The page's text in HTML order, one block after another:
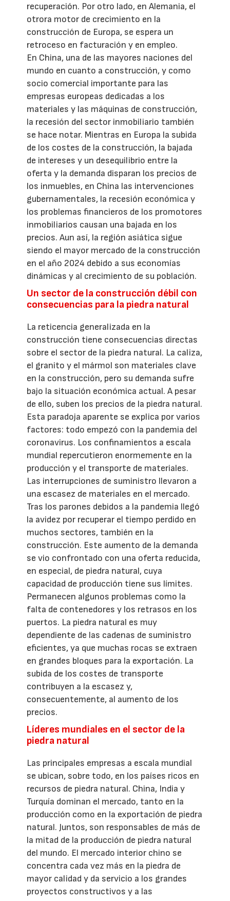
recuperación. Por otro lado, en Alemania, el
otrora motor de crecimiento en la
construcción de Europa, se espera un
retroceso en facturación y en empleo.
En China, una de las mayores naciones del
mundo en cuanto a construcción, y como
socio comercial importante para las
empresas europeas dedicadas a los
materiales y las máquinas de construcción,
la recesión del sector inmobiliario también
se hace notar. Mientras en Europa la subida
de los costes de la construcción, la bajada
de intereses y un desequilibrio entre la
oferta y la demanda disparan los precios de
los inmuebles, en China las intervenciones
gubernamentales, la recesión económica y
los problemas financieros de los promotores
inmobiliarios causan una bajada en los
precios. Aun así, la región asiática sigue
siendo el mayor mercado de la construcción
en el año 2024 debido a sus economías
dinámicas y al crecimiento de su población.
Un sector de la construcción débil con
consecuencias para la piedra natural
La reticencia generalizada en la
construcción tiene consecuencias directas
sobre el sector de la piedra natural. La caliza,
el granito y el mármol son materiales clave
en la construcción, pero su demanda sufre
bajo la situación económica actual. A pesar
de ello, suben los precios de la piedra natural.
Esta paradoja aparente se explica por varios
factores: todo empezó con la pandemia del
coronavirus. Los confinamientos a escala
mundial repercutieron enormemente en la
producción y el transporte de materiales.
Las interrupciones de suministro llevaron a
una escasez de materiales en el mercado.
Tras los parones debidos a la pandemia llegó
la avidez por recuperar el tiempo perdido en
muchos sectores, también en la
construcción. Este aumento de la demanda
se vio confrontado con una oferta reducida,
en especial, de piedra natural, cuya
capacidad de producción tiene sus límites.
Permanecen algunos problemas como la
falta de contenedores y los retrasos en los
puertos. La piedra natural es muy
dependiente de las cadenas de suministro
eficientes, ya que muchas rocas se extraen
en grandes bloques para la exportación. La
subida de los costes de transporte
contribuyen a la escasez y,
consecuentemente, al aumento de los
precios.
Líderes mundiales en el sector de la
piedra natural
Las principales empresas a escala mundial
se ubican, sobre todo, en los países ricos en
recursos de piedra natural. China, India y
Turquía dominan el mercado, tanto en la
producción como en la exportación de piedra
natural. Juntos, son responsables de más de
la mitad de la producción de piedra natural
del mundo. El mercado interior chino se
concentra cada vez más en la piedra de
mayor calidad y da servicio a los grandes
proyectos constructivos y a las